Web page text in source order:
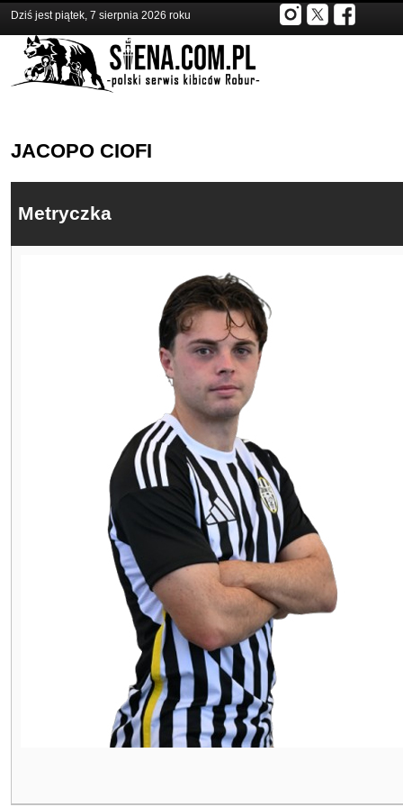
Dziś jest piątek, 7 sierpnia 2026 roku
JACOPO CIOFI
Metryczka